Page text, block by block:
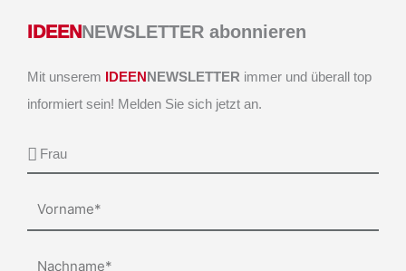
IDEENNEWSLETTER abonnieren
Mit unserem IDEENNEWSLETTER immer und überall top
informiert sein! Melden Sie sich jetzt an.
Anrede
Vorname
Nachname